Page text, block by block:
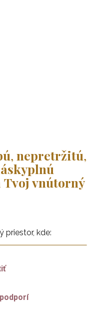
, nepretržitú,
Tvoj vnútorný
priestor, kde: